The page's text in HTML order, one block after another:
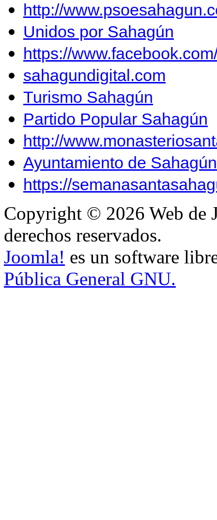
http://
Unidos por Sahagún
https://
sahagundigital.com
Turismo Sahagún
Partido Popular Sahagún
http://
Ayuntamiento de Sahagún
https://
Copyright © 2026 Web de
derechos reservados.
Joomla! es un software
Pública General GNU.